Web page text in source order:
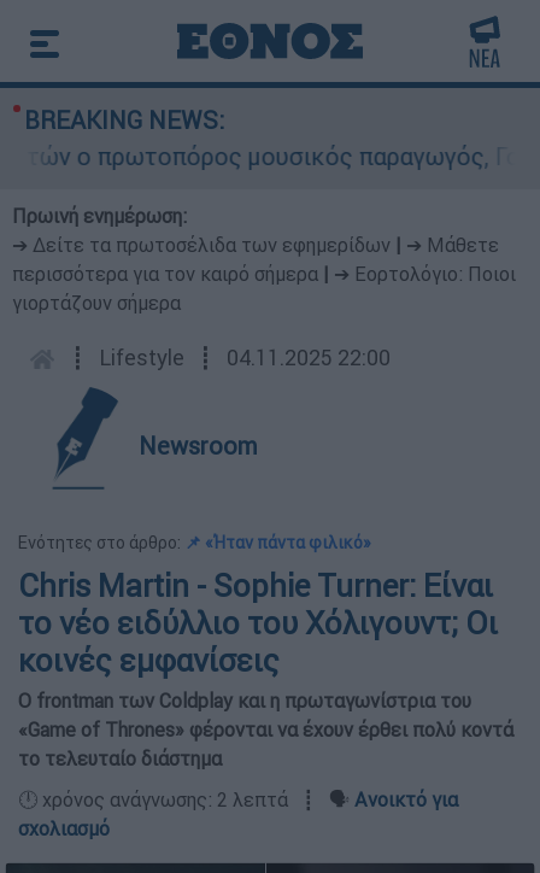
BREAKING NEWS:
ο πρωτοπόρος μουσικός παραγωγός,
Πρωινή ενημέρωση:
➔ Δείτε τα πρωτοσέλιδα των εφημερίδων
➔ Μάθετε
περισσότερα για τον καιρό σήμερα
➔ Εορτολόγιο: Ποιοι
γιορτάζουν σήμερα
┋ Lifestyle ┋ 04.11.2025 22:00
Newsroom
Ενότητες στο άρθρο: 📌 «Ήταν πάντα φιλικό»
Chris Martin - Sophie Turner: Είναι
το νέο ειδύλλιο του Χόλιγουντ; Οι
κοινές εμφανίσεις
Ο frontman των Coldplay και η πρωταγωνίστρια του
«Game of Thrones» φέρονται να έχουν έρθει πολύ κοντά
το τελευταίο διάστημα
🕛 χρόνος ανάγνωσης: 2 λεπτά ┋ 🗣️ Ανοικτό για
σχολιασμό